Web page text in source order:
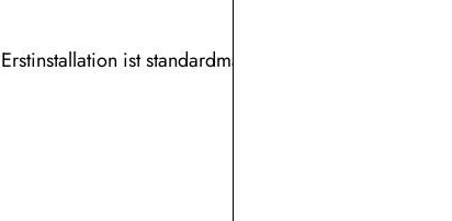
ist standardmäßig der